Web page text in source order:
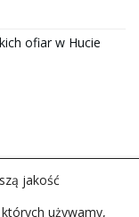
ofiar w Hucie
jakość
używamy,